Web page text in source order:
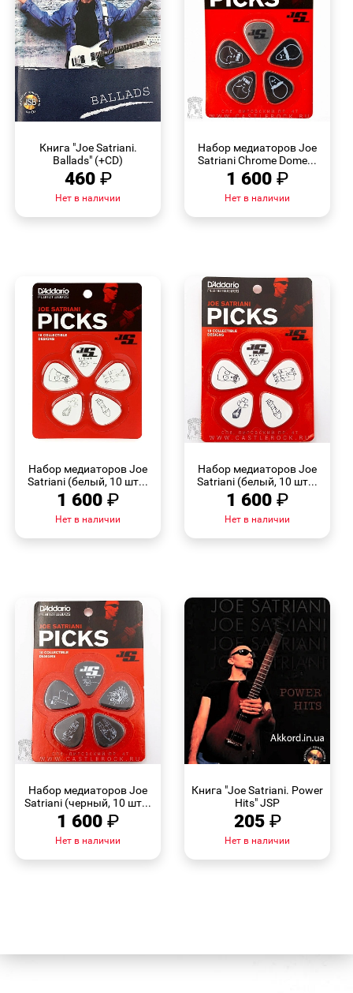
Книга "Joe Satriani.
Ballads" (+CD)
460 ₽
Нет в наличии
Набор медиаторов Joe
Satriani Chrome Dome...
1 600 ₽
Нет в наличии
Набор медиаторов Joe
Satriani (белый, 10 шт...
1 600 ₽
Нет в наличии
Набор медиаторов Joe
Satriani (белый, 10 шт...
1 600 ₽
Нет в наличии
Набор медиаторов Joe
Satriani (черный, 10 шт...
1 600 ₽
Нет в наличии
Книга "Joe Satriani. Power
Hits" JSP
205 ₽
Нет в наличии